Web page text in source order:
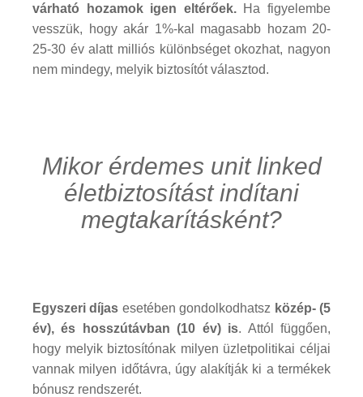
várható hozamok igen eltérőek.Ha figyelembe
vesszük, hogy akár 1%-kal magasabb hozam 20-
25-30 év alatt milliós különbséget okozhat, nagyon
nem mindegy, melyik biztosítót választod.
Mikor érdemes unit linked
életbiztosítást indítani
megtakarításként?
Egyszeri díjas esetében gondolkodhatsz közép- (5
év), és hosszútávban (10 év) is. Attól függően,
hogy melyik biztosítónak milyen üzletpolitikai céljai
vannak milyen időtávra, úgy alakítják ki a termékek
bónusz rendszerét.